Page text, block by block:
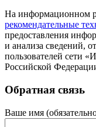
На информационном
рекомендательные
предоставления
и анализа сведений,
пользователей сети
Российской
Обратная связь
Ваше имя